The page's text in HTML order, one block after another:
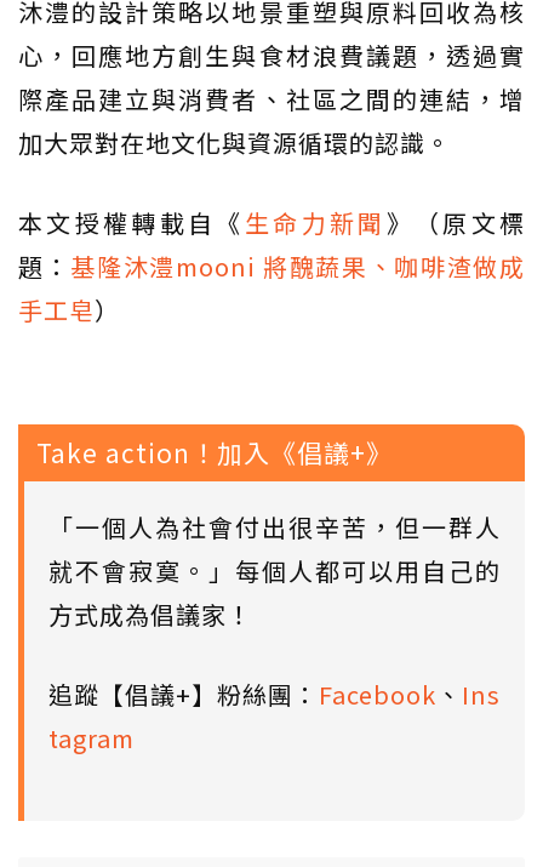
沐澧的設計策略以地景重塑與原料回收為核
心，回應地方創生與食材浪費議題，透過實
際產品建立與消費者、社區之間的連結，增
加大眾對在地文化與資源循環的認識。
本文授權轉載自《 生命力新聞 》（原文標
題： 基隆沐澧mooni 將醜蔬果、咖啡渣做成
手工皂）
Take action！加入《倡議+》
「一個人為社會付出很辛苦，但一群人
就不會寂寞。」每個人都可以用自己的
方式成為倡議家！
追蹤【倡議+】粉絲團： Facebook 、 Ins
tagram